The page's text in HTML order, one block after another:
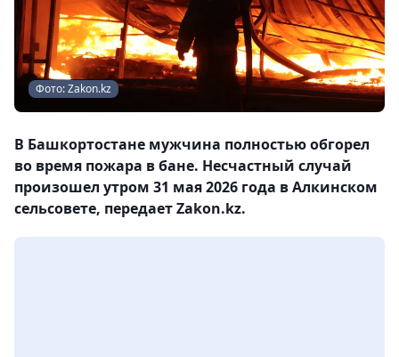
Фото: Zakon.kz
В Башкортостане мужчина полностью обгорел
во время пожара в бане. Несчастный случай
произошел утром 31 мая 2026 года в Алкинском
сельсовете, передает Zakon.kz.